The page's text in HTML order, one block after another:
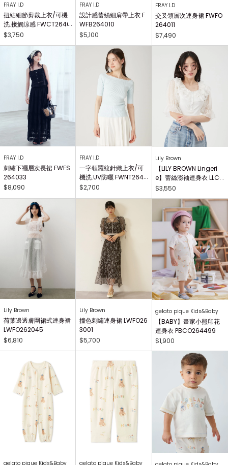
FRAY I.D
扭結細節剪裁上衣/可機
洗.接觸涼感 FWCT2640
25
$3,750
FRAY I.D
設計感蕾絲細肩帶上衣 F
WFB264010
$5,100
FRAY I.D
交叉領層次連身裙 FWFO
264011
$7,490
FRAY I.D
刺繡下襬層次長裙 FWFS
264033
$8,090
FRAY I.D
一字領羅紋針織上衣/可
機洗.UV防曬 FWNT2640
29
$2,700
Lily Brown
【LILY BROWN Lingeri
e】蕾絲澎袖連身衣 LLCO
262503
$3,550
Lily Brown
荷葉邊透膚圍裙式連身裙
LWFO262045
$6,810
Lily Brown
撞色刺繡連身裙 LWFO26
3001
$5,700
gelato pique Kids&Baby
【BABY】畫家小熊印花
連身衣 PBCO264499
$1,900
gelato pique Kids&Baby gelato pique Kids&Baby